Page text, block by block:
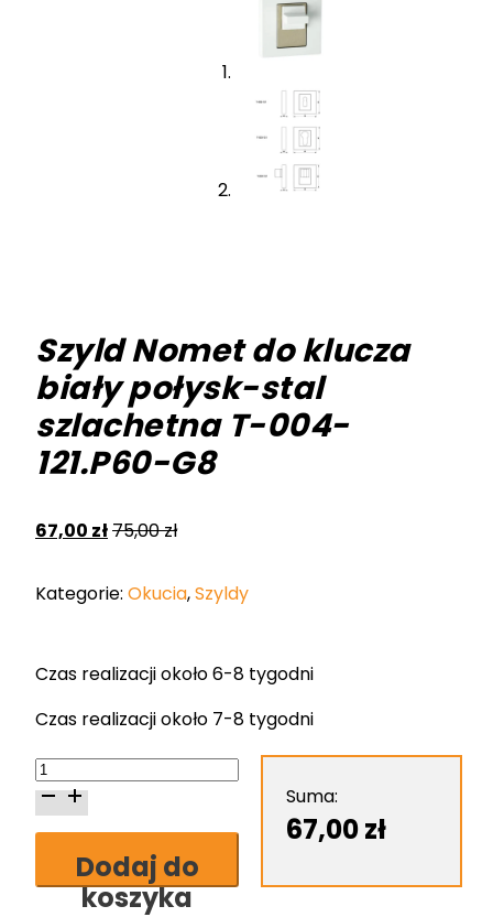
Szyld Nomet do klucza
biały połysk-stal
szlachetna T-004-
121.P60-G8
67,00 zł75,00zł
Kategorie: Okucia,Szyldy
Czas realizacji około 6-8 tygodni
Czas realizacji około 7-8 tygodni
ilość
Szyld
Nomet
kluczaDodaj do
koszyka
Suma:
67,00zł